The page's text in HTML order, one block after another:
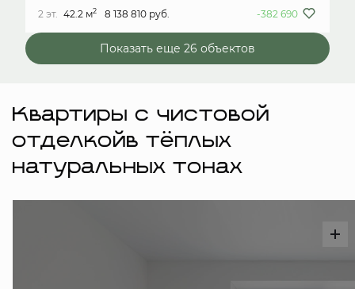
2 эт. 42.2 м2 8 138 810 руб. -382 690
Показать еще 26 объектов
Квартиры с чистовой
отделкойв тёплых
натуральных тонах